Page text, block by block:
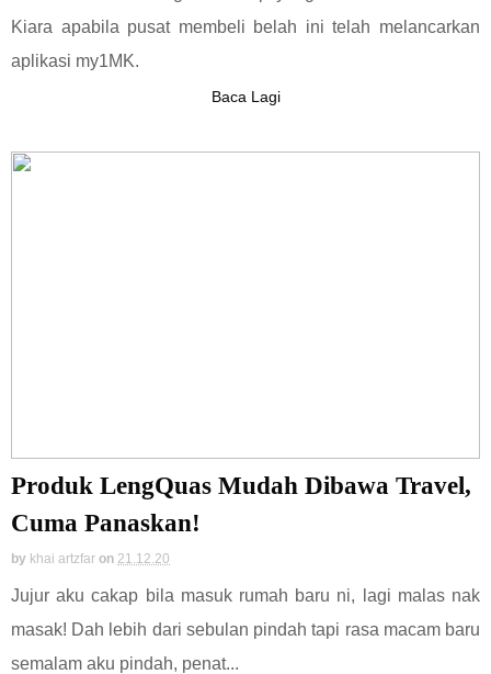
Kiara apabila pusat membeli belah ini telah melancarkan
aplikasi my1MK.
Baca Lagi
Produk LengQuas Mudah Dibawa Travel,
Cuma Panaskan!
by khai artzfar on 21.12.20
Jujur aku cakap bila masuk rumah baru ni, lagi malas nak
masak! Dah lebih dari sebulan pindah tapi rasa macam baru
semalam aku pindah, penat...